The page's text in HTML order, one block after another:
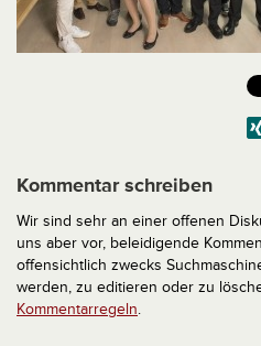
Kommentar schreiben
Wir sind sehr an einer offenen
uns aber vor, beleidigende
offensichtlich zwecks
werden, zu editieren oder zu
Kommentarregeln.